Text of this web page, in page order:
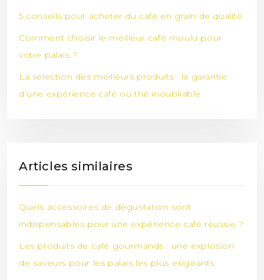
5 conseils pour acheter du café en grain de qualité
Comment choisir le meilleur café moulu pour
votre palais ?
La sélection des meilleurs produits : la garantie
d’une expérience café ou thé inoubliable
Articles similaires
Quels accessoires de dégustation sont
indispensables pour une expérience café réussie ?
Les produits de café gourmands : une explosion
de saveurs pour les palais les plus exigeants